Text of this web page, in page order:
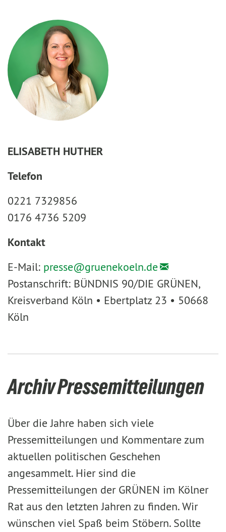
ELISABETH HUTHER
Telefon
0221 7329856
0176 4736 5209
Kontakt
E-Mail: presse@gruenekoeln.de
Postanschrift: BÜNDNIS 90/DIE GRÜNEN,
Kreisverband Köln • Ebertplatz 23 • 50668
Köln
Archiv Pressemitteilungen
Über die Jahre haben sich viele
Pressemitteilungen und Kommentare zum
aktuellen politischen Geschehen
angesammelt. Hier sind die
Pressemitteilungen der GRÜNEN im Kölner
Rat aus den letzten Jahren zu finden. Wir
wünschen viel Spaß beim Stöbern. Sollte